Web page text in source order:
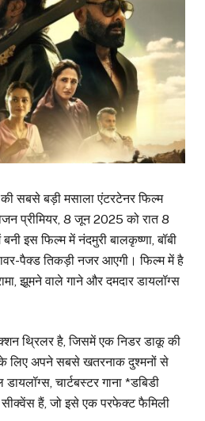
सबसे बड़ी मसाला एंटरटेनर फिल्म
प्रीमियर, 8 जून 2025 को रात 8
इस फिल्म में नंदमुरी बालकृष्णा, बॉबी
पैक्ड तिकड़ी नजर आएगी। फिल्म में है
झूमने वाले गाने और दमदार डायलॉग्स
थ्रिलर है, जिसमें एक निडर डाकू की
के लिए अपने सबसे खतरनाक दुश्मनों से
चार्टबस्टर गाना *डबिडी
हैं, जो इसे एक परफेक्ट फैमिली